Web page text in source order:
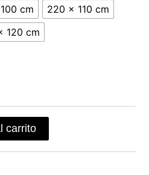
cm
220 x 110 cm
120 cm
carrito